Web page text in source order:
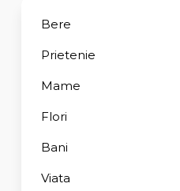
Bere
Prietenie
Mame
Flori
Bani
Viata